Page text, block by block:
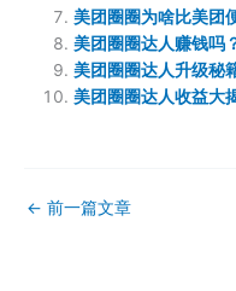
美团圈圈为啥比美团
美团圈圈达人赚钱吗
美团圈圈达人升级秘
美团圈圈达人收益大
← 前一篇文章